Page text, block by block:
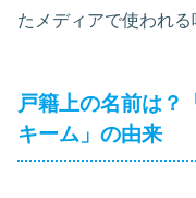
たメディアで使われる
戸籍上の名前は？
キーム」の由来